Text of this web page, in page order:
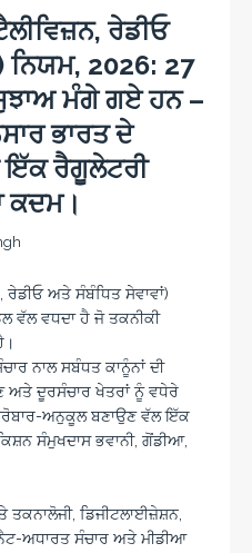
ਰੇਡੀਓ
ਨਿਯਮ, 2026: 27
ਮੰਗੇ ਗਏ ਹਨ –
ਭਾਰਤ ਦੇ
ਇੱਕ ਰੈਗੂਲੇਟਰੀ
ਕਦਮ।
ਰੇਡੀਓ ਅਤੇ ਸੰਬੰਧਿਤ ਸੇਵਾਵਾਂ)
ਵੱਲ ਵਧਦਾ ਹੈ ਜੋ ਤਕਨੀਕੀ
ਨਾਲ ਸਬੰਧਤ ਕਾਨੂੰਨਾਂ ਦੀ
ਅਤੇ ਦੂਰਸੰਚਾਰ ਖੇਤਰਾਂ ਨੂੰ ਵਧੇਰੇ
ਅਨੁਕੂਲ ਬਣਾਉਣ ਵੱਲ ਇੱਕ
ਸੰਮੁਖਦਾਸ ਭਵਾਨੀ, ਗੋਂਡੀਆ,
ਡਿਜੀਟਲਾਈਜ਼ੇਸ਼ਨ,
ਅਧਾਰਤ ਸੰਚਾਰ ਅਤੇ ਮੀਡੀਆ